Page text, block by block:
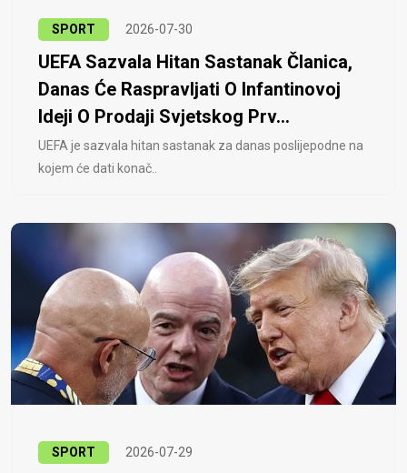
SPORT 2026-07-30
UEFA Sazvala Hitan Sastanak Članica,
Danas Će Raspravljati O Infantinovoj
Ideji O Prodaji Svjetskog Prv...
UEFA je sazvala hitan sastanak za danas poslijepodne na
kojem će dati konač..
SPORT 2026-07-29